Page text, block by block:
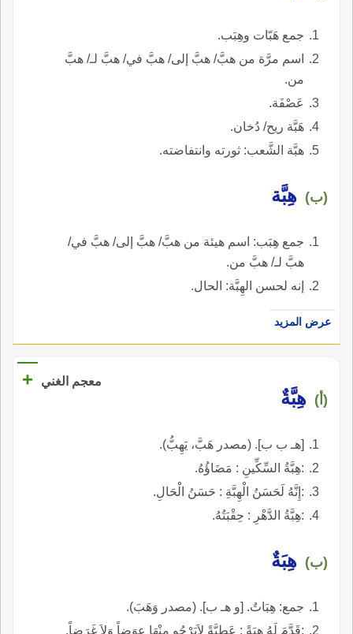
جمع هَبّات وهِبَب.
اسم مرَّة من هبَّ/ هبَّ إلى/ هبَّ في/ هبَّ لـ/ هبَّ
من.
عَصْفَة.
هَبَّة ريح/ دُخان.
هبَّة الشَّعب: ثورته وانتفاضته.
(ب) هِبَّة
جمع هِبَب: اسم هيئة من هبَّ/ هبَّ إلى/ هبَّ في/
هبَّ لـ/ هبَّ من.
إنه لحسن الهِبَّة: الحال.
عرض المزيد
معجم الغني +
(أ) هِبَّةٌ
[هـ ب ب]. (مصدر هَبَّ، يَهِبُّ).
:هِبَّةُ السِّكِّينِ : مَضَاؤُهُ.
:إِنَّهُ لَحَسَنُ الْهِبَّةِ : حَسَنُ الْحَالِ.
:هِبَّةُ الدَّهْرِ : حِقْبَتُهُ.
(ب) هِبَةٌ
جمع: هِبَاتٌ. [و هـ ب]. (مصدر وَهَبَ).
:قَدَّمَ لَهُ هِبَةً : عَطِيَّةً لاَيَرْجُو مِنْهَا عِوَضاً وَلاَ غَرَضاً.